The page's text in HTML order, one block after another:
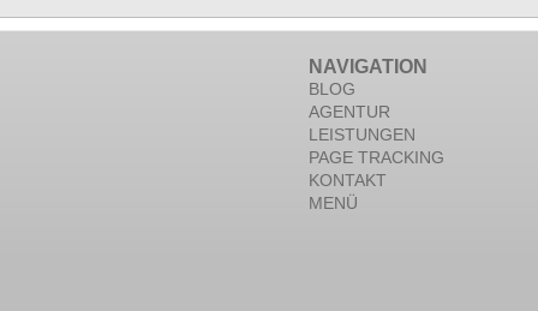
NAVIGATION
BLOG
AGENTUR
LEISTUNGEN
PAGE TRACKING
KONTAKT
MENÜ